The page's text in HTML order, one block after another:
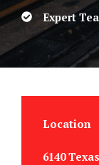
Expert
Location
6140